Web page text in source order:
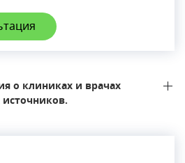
о клиниках и врачах